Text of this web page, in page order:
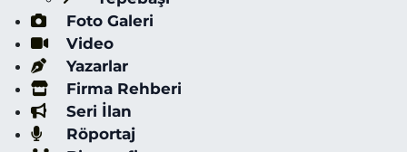
Foto Galeri
Video
Yazarlar
Firma Rehberi
Seri İlan
Röportaj